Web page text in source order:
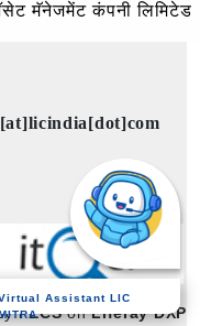
मॅनेजमेंट कंपनी लिमिटेड
PECSonLiferay DXP
Assistant LIC